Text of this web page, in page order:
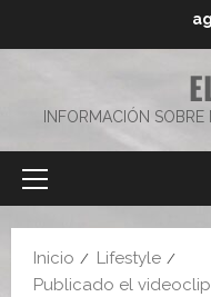
INFORMACIÓN
Menú
Inicio
Lifestyle
Publicado el